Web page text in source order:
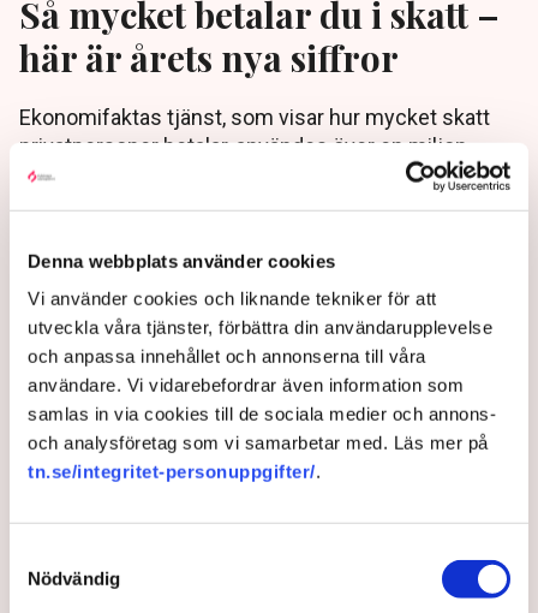
Denna webbplats använder cookies
Vi använder cookies och liknande tekniker för att
utveckla våra tjänster, förbättra din användarupplevelse
och anpassa innehållet och annonserna till våra
användare. Vi vidarebefordrar även information som
samlas in via cookies till de sociala medier och annons-
och analysföretag som vi samarbetar med. Läs mer på
tn.se/integritet-personuppgifter/.
Nödvändig
Så mycket betalar du i skatt –
här är årets nya siffror
Ekonomifaktas tjänst, som visar hur mycket skatt
privatpersoner betalar, användes över en miljon
gånger förra året. Nu har räknesnurran uppdaterats
Ekonomifakta, till TN.
6 months ago | Av: Johanna Allhorn